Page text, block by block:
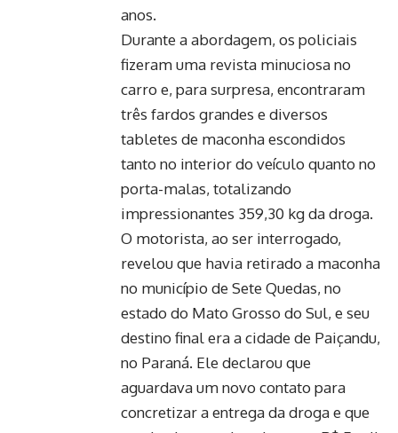
anos.
Durante a abordagem, os policiais
fizeram uma revista minuciosa no
carro e, para surpresa, encontraram
três fardos grandes e diversos
tabletes de maconha escondidos
tanto no interior do veículo quanto no
porta-malas, totalizando
impressionantes 359,30 kg da droga.
O motorista, ao ser interrogado,
revelou que havia retirado a maconha
no município de Sete Quedas, no
estado do Mato Grosso do Sul, e seu
destino final era a cidade de Paiçandu,
no Paraná. Ele declarou que
aguardava um novo contato para
concretizar a entrega da droga e que